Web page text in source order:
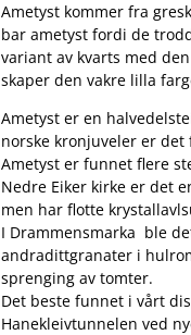
Ametyst kommer fra
bar ametyst fordi de
variant av kvarts med
skaper den vakre lilla
Ametyst er en
norske kronjuveler er
Ametyst er funnet flere
Nedre Eiker kirke er det
men har flotte
I Drammensmarka ble
andradittgranater i
sprenging av tomter.
Det beste funnet i vårt
Hanekleivtunnelen ved